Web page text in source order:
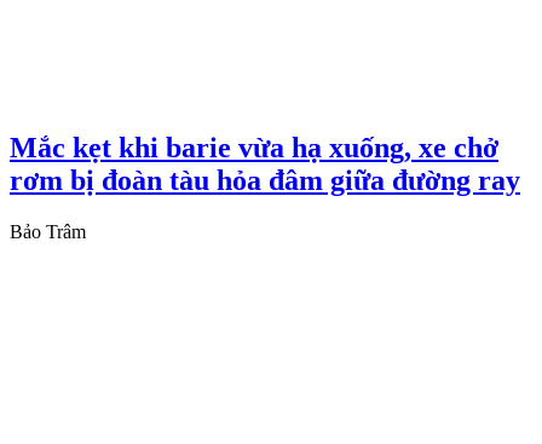
Mắc kẹt khi barie vừa hạ xuống, xe chở
rơm bị đoàn tàu hỏa đâm giữa đường ray
Bảo Trâm